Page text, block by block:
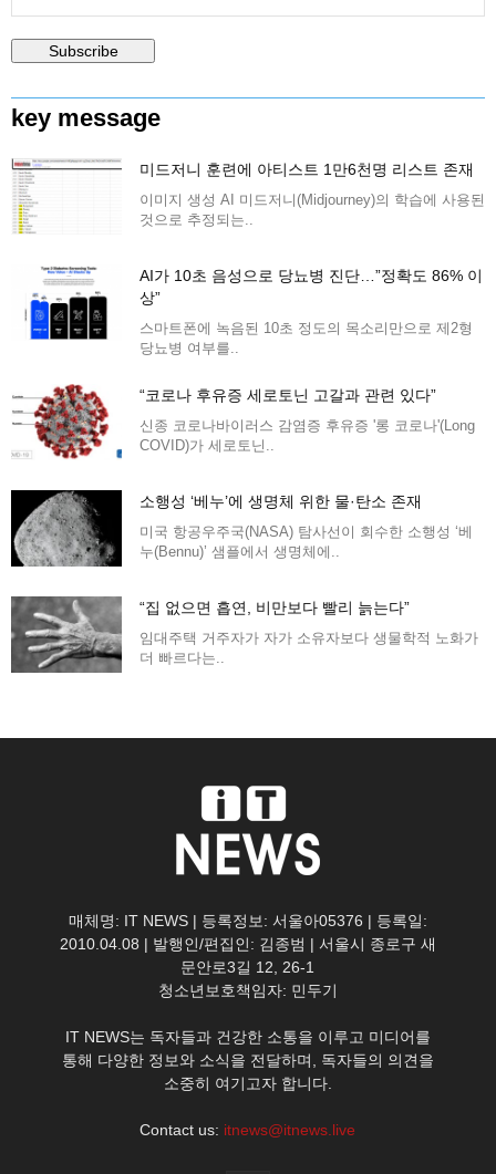
key message
미드저니 훈련에 아티스트 1만6천명 리스트 존재
이미지 생성 AI 미드저니(Midjourney)의 학습에 사용된
것으로 추정되는..
AI가 10초 음성으로 당뇨병 진단…”정확도 86% 이
상”
스마트폰에 녹음된 10초 정도의 목소리만으로 제2형
당뇨병 여부를..
“코로나 후유증 세로토닌 고갈과 관련 있다”
신종 코로나바이러스 감염증 후유증 '롱 코로나'(Long
COVID)가 세로토닌..
소행성 ‘베누’에 생명체 위한 물·탄소 존재
미국 항공우주국(NASA) 탐사선이 회수한 소행성 ‘베
누(Bennu)’ 샘플에서 생명체에..
“집 없으면 흡연, 비만보다 빨리 늙는다”
임대주택 거주자가 자가 소유자보다 생물학적 노화가
더 빠르다는..
매체명: IT NEWS | 등록정보: 서울아05376 | 등록일:
2010.04.08 | 발행인/편집인: 김종범 | 서울시 종로구 새
문안로3길 12, 26-1
청소년보호책임자: 민두기
IT NEWS는 독자들과 건강한 소통을 이루고 미디어를
통해 다양한 정보와 소식을 전달하며, 독자들의 의견을
소중히 여기고자 합니다.
Contact us: itnews@itnews.live